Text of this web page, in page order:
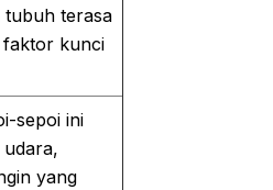
tubuh terasa
faktor kunci
sepoi ini
yang